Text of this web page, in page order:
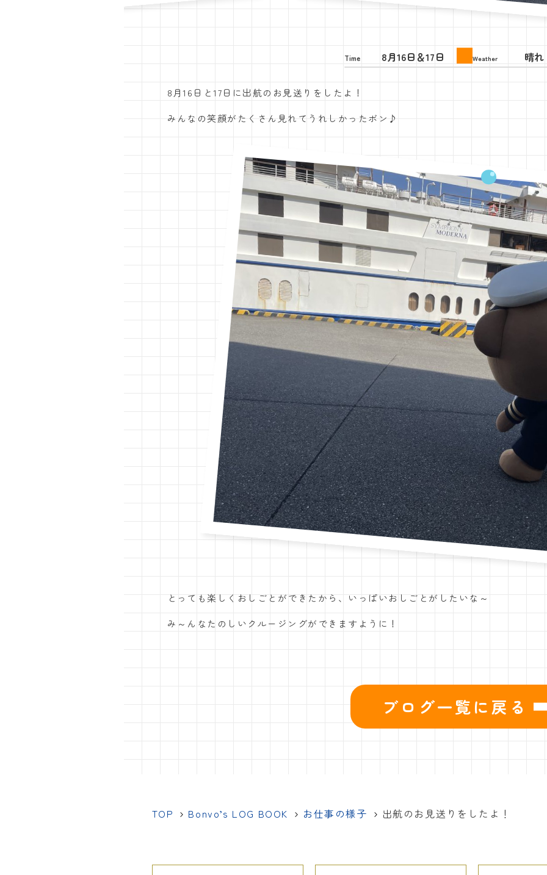
Time 8月16日＆17日 Weather 晴れ
8月16日と17日に出航のお見送りをしたよ！
みんなの笑顔がたくさん見れてうれしかったボン♪
とっても楽しくおしごとができたから、いっぱいおしごとがしたいな～
み～んなたのしいクルージングができますように！
ブログ一覧に戻る
TOP Bonvo’s LOG BOOK お仕事の様子 出航のお見送りをしたよ！